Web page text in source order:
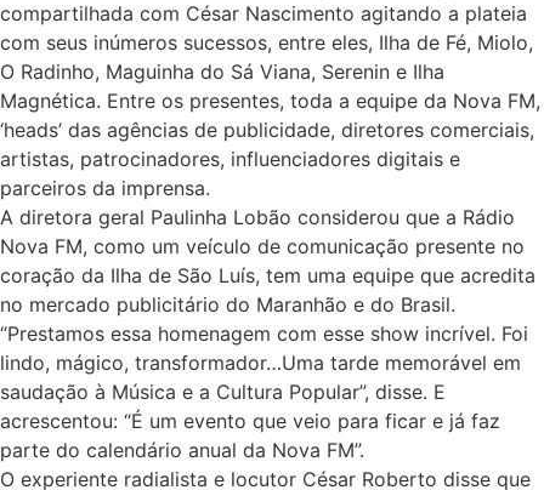
compartilhada com César Nascimento agitando a plateia
com seus inúmeros sucessos, entre eles, Ilha de Fé, Miolo,
O Radinho, Maguinha do Sá Viana, Serenin e Ilha
Magnética. Entre os presentes, toda a equipe da Nova FM,
‘heads’ das agências de publicidade, diretores comerciais,
artistas, patrocinadores, influenciadores digitais e
parceiros da imprensa.
A diretora geral Paulinha Lobão considerou que a Rádio
Nova FM, como um veículo de comunicação presente no
coração da Ilha de São Luís, tem uma equipe que acredita
no mercado publicitário do Maranhão e do Brasil.
“Prestamos essa homenagem com esse show incrível. Foi
lindo, mágico, transformador…Uma tarde memorável em
saudação à Música e a Cultura Popular”, disse. E
acrescentou: “É um evento que veio para ficar e já faz
parte do calendário anual da Nova FM”.
O experiente radialista e locutor César Roberto disse que